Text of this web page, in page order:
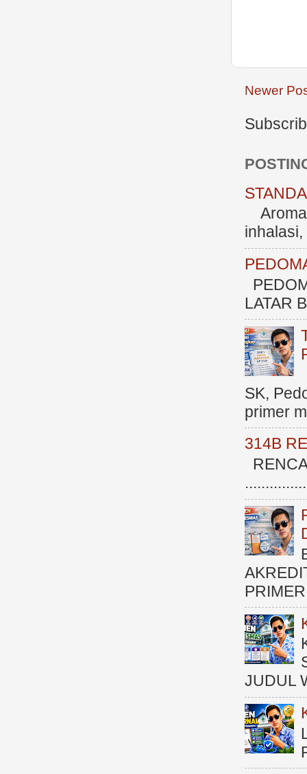
Newer
LATAR
SK,
primer
314B
JUDUL